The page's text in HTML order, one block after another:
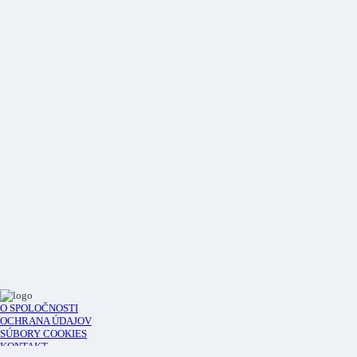
O SPOLOČNOSTI
OCHRANA ÚDAJOV
SÚBORY COOKIES
KONTAKT